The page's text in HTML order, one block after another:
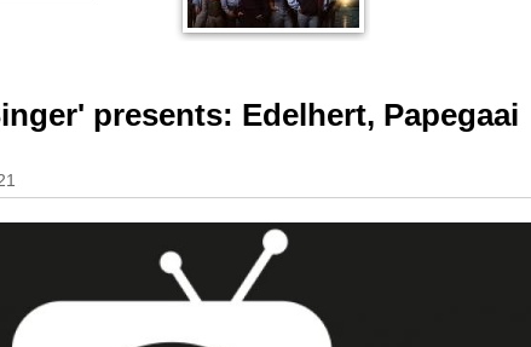
presents: Edelhert, Papegaai